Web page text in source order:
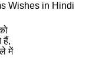
Wishes in Hindi
हैं,
में